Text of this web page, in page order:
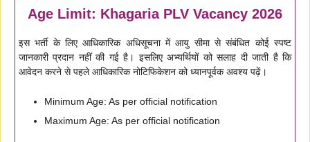
Age Limit: Khagaria PLV Vacancy 2026
इस भर्ती के लिए आधिकारिक अधिसूचना में आयु सीमा से संबंधित कोई स्पष्ट
जानकारी प्रदान नहीं की गई है। इसलिए अभ्यर्थियों को सलाह दी जाती है कि
आवेदन करने से पहले आधिकारिक नोटिफिकेशन को ध्यानपूर्वक अवश्य पढ़ें।
Minimum Age: As per official notification
Maximum Age: As per official notification